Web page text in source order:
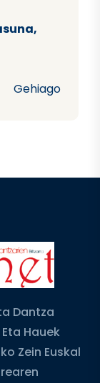
Gehiago
Dantza
Hauek
Zein Euskal